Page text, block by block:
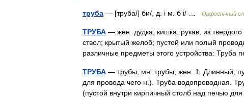
труба — [труба/] би/, д. і м. б і/ … Орфоепічний
ТРУБА — жен. дудка, кишка, рукав, из
ствол; крытый желоб; пустой или полый
различные предметы этого устройства:
ТРУБА — трубы, мн. трубы, жен. 1. Длинный,
для провода чего н.). Труба водопроводная.
(пустой внутри кирпичный столб над печью